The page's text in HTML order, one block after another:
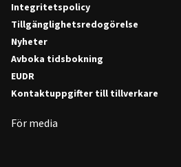
Integritetspolicy
Tillgänglighetsredogörelse
Nyheter
Avboka tidsbokning
EUDR
Kontaktuppgifter till tillverkare
För media